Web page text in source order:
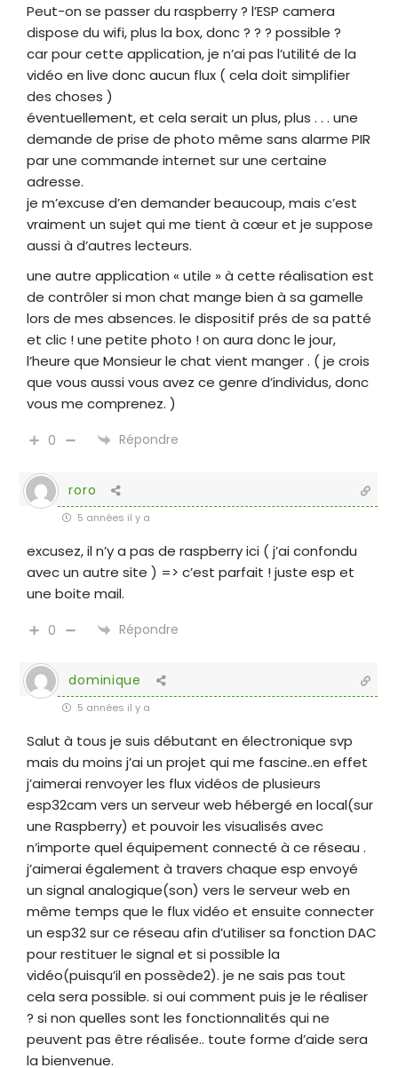
Peut-on se passer du raspberry ? l’ESP camera
dispose du wifi, plus la box, donc ? ? ? possible ?
car pour cette application, je n’ai pas l’utilité de la
vidéo en live donc aucun flux ( cela doit simplifier
des choses )
éventuellement, et cela serait un plus, plus . . . une
demande de prise de photo même sans alarme PIR
par une commande internet sur une certaine
adresse.
je m’excuse d’en demander beaucoup, mais c’est
vraiment un sujet qui me tient à cœur et je suppose
aussi à d’autres lecteurs.
une autre application « utile » à cette réalisation est
de contrôler si mon chat mange bien à sa gamelle
lors de mes absences. le dispositif prés de sa patté
et clic ! une petite photo ! on aura donc le jour,
l’heure que Monsieur le chat vient manger . ( je crois
que vous aussi vous avez ce genre d’individus, donc
vous me comprenez. )
0 Répondre
roro
5 années il y a
excusez, il n’y a pas de raspberry ici ( j’ai confondu
avec un autre site ) => c’est parfait ! juste esp et
une boite mail.
0 Répondre
dominique
5 années il y a
Salut à tous je suis débutant en électronique svp
mais du moins j’ai un projet qui me fascine..en effet
j’aimerai renvoyer les flux vidéos de plusieurs
esp32cam vers un serveur web hébergé en local(sur
une Raspberry) et pouvoir les visualisés avec
n’importe quel équipement connecté à ce réseau .
j’aimerai également à travers chaque esp envoyé
un signal analogique(son) vers le serveur web en
même temps que le flux vidéo et ensuite connecter
un esp32 sur ce réseau afin d’utiliser sa fonction DAC
pour restituer le signal et si possible la
vidéo(puisqu’il en possède2). je ne sais pas tout
cela sera possible. si oui comment puis je le réaliser
? si non quelles sont les fonctionnalités qui ne
peuvent pas être réalisée.. toute forme d’aide sera
la bienvenue.